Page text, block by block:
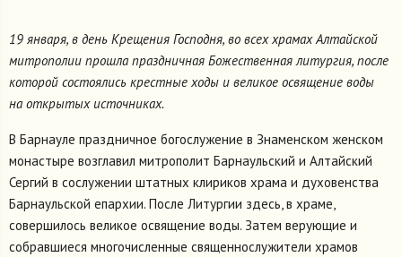
19 января, в день Крещения Господня, во всех храмах Алтайской
митрополии прошла праздничная Божественная литургия, после
которой состоялись крестные ходы и великое освящение воды
на открытых источниках.
В Барнауле праздничное богослужение в Знаменском женском
монастыре возглавил митрополит Барнаульский и Алтайский
Сергий в сослужении штатных клириков храма и духовенства
Барнаульской епархии. После Литургии здесь, в храме,
совершилось великое освящение воды. Затем верующие и
собравшиеся многочисленные священнослужители храмов